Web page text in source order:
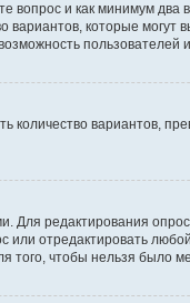
вопрос и как минимум два
которые могут
пользователей
количество вариантов,
Для редактирования
отредактировать
того, чтобы нельзя было